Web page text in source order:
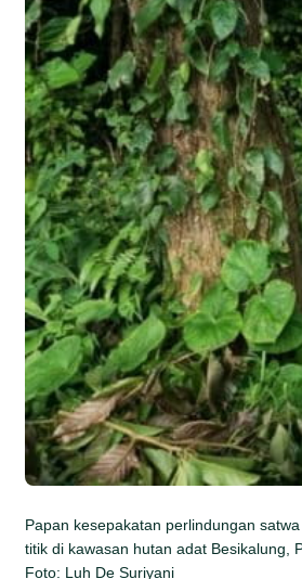
Papan kesepakatan perlindungan
titik di kawasan hutan adat Besikalung,
Foto: Luh De Suriyani